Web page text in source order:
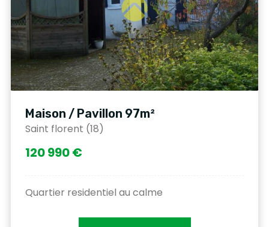
Maison / Pavillon 97m²
Saint florent (18)
120 990 €
Quartier residentiel au calme